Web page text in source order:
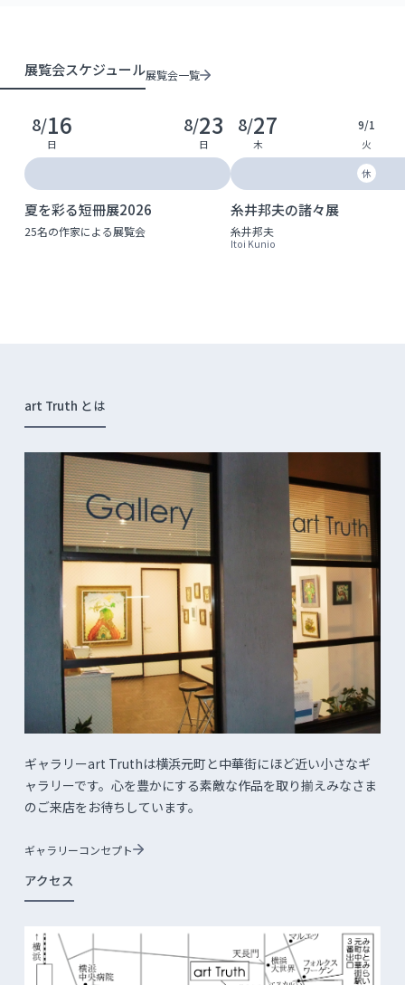
展覧会スケジュール展覧会一覧
8/16
日
8/23
日
夏を彩る短冊展2026
25名の作家による展覧会
8/27
木
9/1
火
休
糸井邦夫の諸々展
糸井邦夫
Itoi Kunio
art Truth とは
ギャラリーart Truthは横浜元町と中華街にほど近い小さなギ
ャラリーです。心を豊かにする素敵な作品を取り揃えみなさま
のご来店をお待ちしています。
ギャラリーコンセプト
アクセス